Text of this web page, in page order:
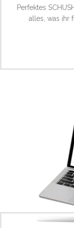
Perfektes
alles, was ihr